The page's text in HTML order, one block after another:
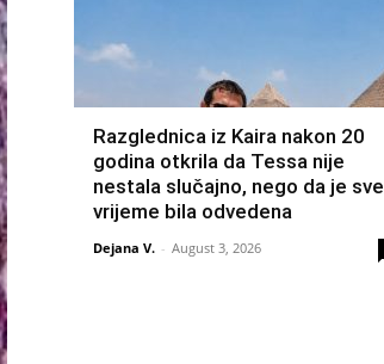
Razglednica iz Kaira nakon 20
godina otkrila da Tessa nije
nestala slučajno, nego da je sve
vrijeme bila odvedena
Dejana V. - August 3, 2026